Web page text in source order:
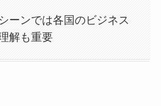
ーンでは各国のビジネス
解も重要